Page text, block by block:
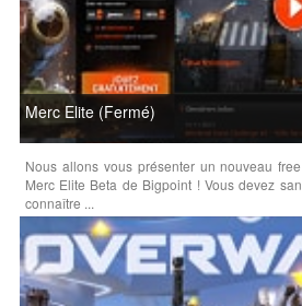
Merc Elite (Fermé)
Nous allons vous présenter un nouveau
Merc Elite Beta de Bigpoint ! Vous devez
connaître ...